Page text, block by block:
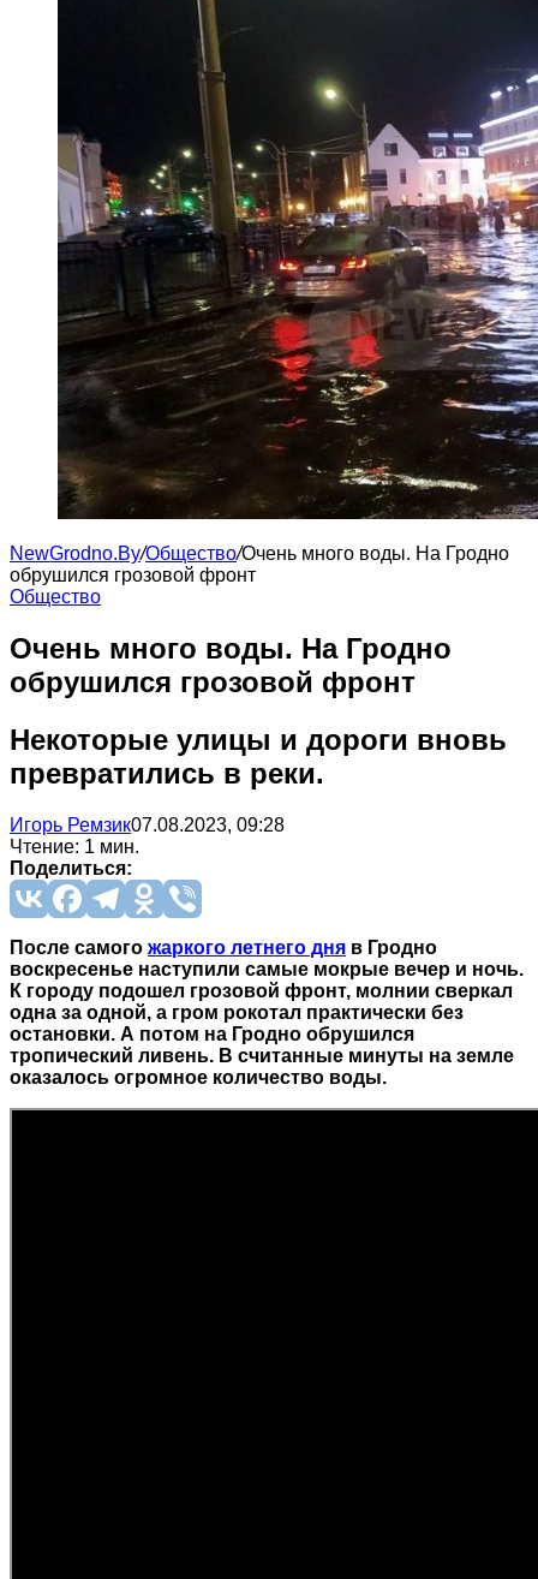
NewGrodno.By/Общество/Очень много воды. На Гродно
обрушился грозовой фронт
Общество
Очень много воды. На Гродно
обрушился грозовой фронт
Некоторые улицы и дороги вновь
превратились в реки.
Игорь Ремзик07.08.2023, 09:28
Чтение: 1 мин.
Поделиться:
После самого жаркого летнего дня в Гродно
воскресенье наступили самые мокрые вечер и ночь.
К городу подошел грозовой фронт, молнии сверкал
одна за одной, а гром рокотал практически без
остановки. А потом на Гродно обрушился
тропический ливень. В считанные минуты на земле
оказалось огромное количество воды.